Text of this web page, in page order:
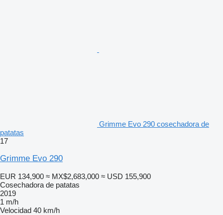
Grimme Evo 290 cosechadora de
patatas
17
Grimme Evo 290
EUR 134,900 ≈ MX$2,683,000 ≈ USD 155,900
Cosechadora de patatas
2019
1 m/h
Velocidad 40 km/h